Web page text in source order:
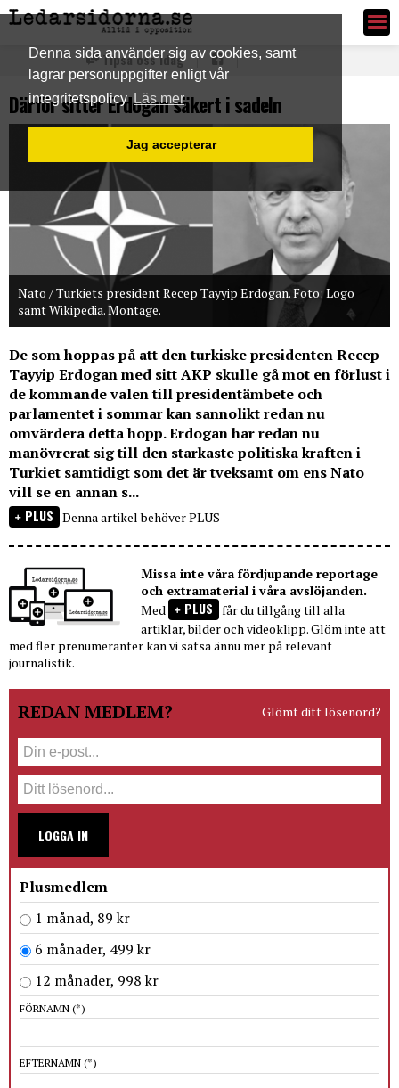
Denna sida använder sig av cookies, samt
lagrar personuppgifter enligt vår
integritetspolicy Läs mer
Jag accepterar
Ledarsidorna.se
Tipsa oss idag
Därför sitter Erdogan säkert i sadeln
Nato / Turkiets president Recep Tayyip Erdogan. Foto: Logo
samt Wikipedia. Montage.
De som hoppas på att den turkiske presidenten Recep
Tayyip Erdogan med sitt AKP skulle gå mot en förlust i
de kommande valen till presidentämbete och
parlamentet i sommar kan sannolikt redan nu
omvärdera detta hopp. Erdogan har redan nu
manövrerat sig till den starkaste politiska kraften i
Turkiet samtidigt som det är tveksamt om ens Nato
vill se en annan s...
PLUS Denna artikel behöver PLUS
Missa inte våra fördjupande reportage
och extramaterial i våra avslöjanden.
Med
PLUS får du tillgång till alla
artiklar, bilder och videoklipp. Glöm inte att
med fler prenumeranter kan vi satsa ännu mer på relevant
journalistik.
REDAN MEDLEM? Glömt ditt lösenord?
LOGGA IN
Plusmedlem
1 månad, 89 kr
6 månader, 499 kr
12 månader, 998 kr
FÖRNAMN (*)
EFTERNAMN (*)